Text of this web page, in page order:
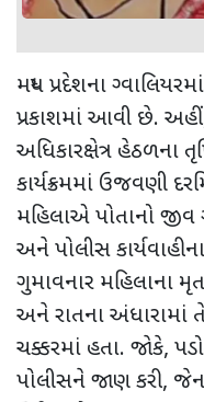
મધ્ય પ્રદેશના
પ્રકાશમાં આવી છે. અહીં
અધિકારક્ષેત્ર હેઠળના
કાર્યક્રમમાં ઉજવણી
મહિલાએ પોતાનો
અને પોલીસ
ગુમાવનાર મહિલાના
અનેરાતના અંધારામાં
ચક્કરમાં હતા. જોકે,
પોલીસને જાણ કરી,